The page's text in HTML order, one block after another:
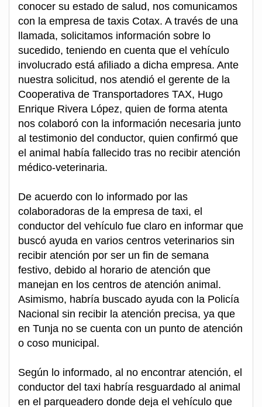
conocer su estado de salud, nos comunicamos
con la empresa de taxis Cotax. A través de una
llamada, solicitamos información sobre lo
sucedido, teniendo en cuenta que el vehículo
involucrado está afiliado a dicha empresa. Ante
nuestra solicitud, nos atendió el gerente de la
Cooperativa de Transportadores TAX, Hugo
Enrique Rivera López, quien de forma atenta
nos colaboró con la información necesaria junto
al testimonio del conductor, quien confirmó que
el animal había fallecido tras no recibir atención
médico-veterinaria.
De acuerdo con lo informado por las
colaboradoras de la empresa de taxi, el
conductor del vehículo fue claro en informar que
buscó ayuda en varios centros veterinarios sin
recibir atención por ser un fin de semana
festivo, debido al horario de atención que
manejan en los centros de atención animal.
Asimismo, habría buscado ayuda con la Policía
Nacional sin recibir la atención precisa, ya que
en Tunja no se cuenta con un punto de atención
o coso municipal.
Según lo informado, al no encontrar atención, el
conductor del taxi habría resguardado al animal
en el parqueadero donde deja el vehículo que